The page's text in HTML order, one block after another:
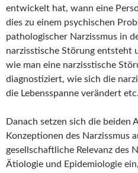
entwickelt hat, wann eine
dies zu einem psychischen
pathologischer Narzissmus in
narzisstische Störung entsteht
wie man eine narzisstische
diagnostiziert, wie sich die
die Lebensspanne verändert etc.
Danach setzen sich die
Konzeptionen des Narzissmus
gesellschaftliche Relevanz des
Ätiologie und Epidemiologie